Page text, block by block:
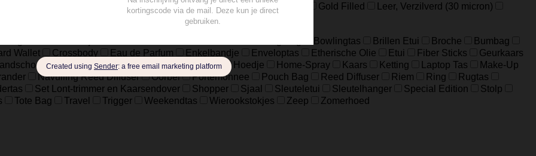
100% katoen Acetaat Buffelhoorn Edelstaal Gold Filled
Leer, Verzilverd (30 micron)
Bowlingtas Brillen Etui Broche
Bumbag
Wallet Crossbody Eau de Parfum Enkelbandje Enveloptas Etherische Olie Etui Fiber Sticks
Geurkaars
Handtas Hanger Heuptas Hoed Hoedje Home-Spray Kaars Ketting Laptop Tas
Make-Up
Navulling Reed Diffuser Oorbel Portemonnee Pouch Bag Reed Diffuser Riem Ring
Rugtas
Set Lont-trimmer en Kaarsendover Shopper Sjaal Sleuteletui Sleutelhanger Special Edition
Stolp
Tote Bag Travel Trigger Weekendtas Wierookstokjes Zeep
Zomerhoed